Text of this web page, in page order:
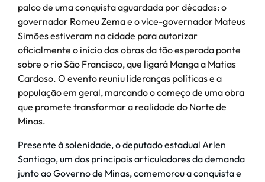
palco de uma conquista aguardada por décadas: o
governador Romeu Zema e o vice-governador Mateus
Simões estiveram na cidade para autorizar
oficialmente o início das obras da tão esperada ponte
sobre o rio São Francisco, que ligará Manga a Matias
Cardoso. O evento reuniu lideranças políticas e a
população em geral, marcando o começo de uma obra
que promete transformar a realidade do Norte de
Minas.
Presente à solenidade, o deputado estadual Arlen
Santiago, um dos principais articuladores da demanda
junto ao Governo de Minas, comemorou a conquista e